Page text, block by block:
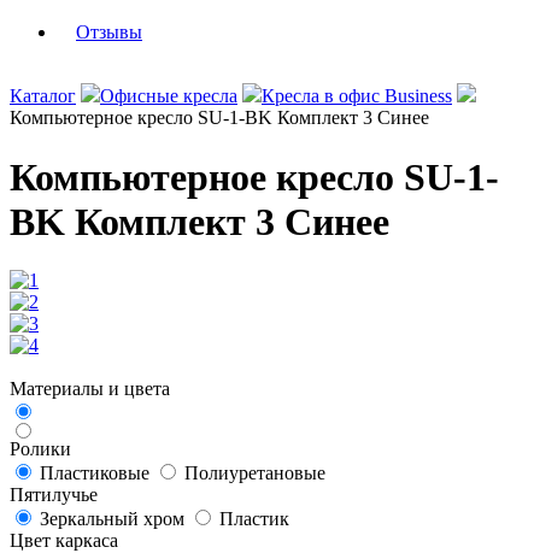
Отзывы
Каталог Офисные кресла
Кресла в офис Business
Компьютерное кресло SU-1-BK Комплект 3 Синее
Компьютерное кресло SU-1-
BK Комплект 3 Синее
Материалы и цвета
Ролики
Пластиковые
Полиуретановые
Пятилучье
Зеркальный хром
Пластик
Цвет каркаса